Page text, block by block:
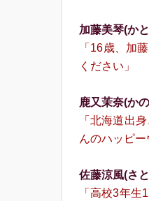
加藤美琴(か
「16歳、加
ください」
⿅⼜茉奈(か
「北海道出
んのハッピ
佐藤涼⾵(さ
「高校3年